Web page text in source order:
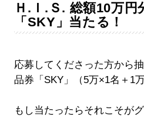
Ｈ.Ｉ.Ｓ. 総額10万円
「SKY」当たる！
応募してくださった方から
品券「SKY」（5万×1名＋1
もし当たったらそれこそが